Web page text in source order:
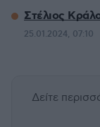
Στέλιος
25.01.2024, 07:10
Δείτε